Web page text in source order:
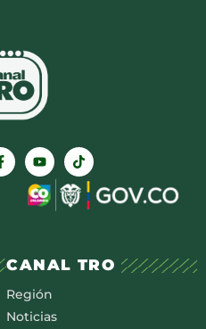
CANAL TRO
Región
Noticias